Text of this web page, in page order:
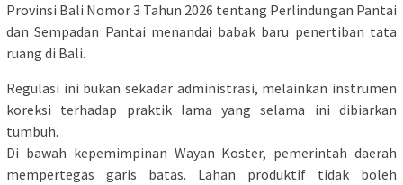
Provinsi Bali Nomor 3 Tahun 2026 tentang Perlindungan Pantai
dan Sempadan Pantai menandai babak baru penertiban tata
ruang di Bali.
Regulasi ini bukan sekadar administrasi, melainkan instrumen
koreksi terhadap praktik lama yang selama ini dibiarkan
tumbuh.
Di bawah kepemimpinan Wayan Koster, pemerintah daerah
mempertegas garis batas. Lahan produktif tidak boleh